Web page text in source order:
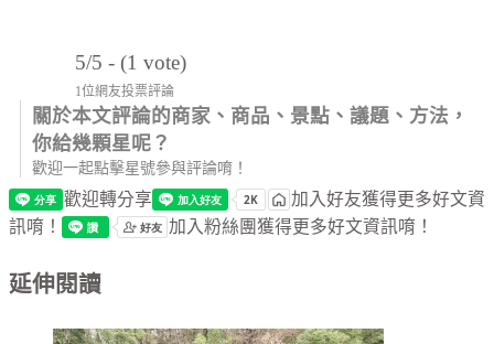
5/5 - (1 vote)
1位網友投票評論
關於本文評論的商家、商品、景點、議題、方法，
你給幾顆星呢？
歡迎一起點擊星號參與評論唷！
歡迎轉分享
加入好友獲得更多好文資
訊唷！
加入粉絲團獲得更多好文資訊唷！
延伸閱讀